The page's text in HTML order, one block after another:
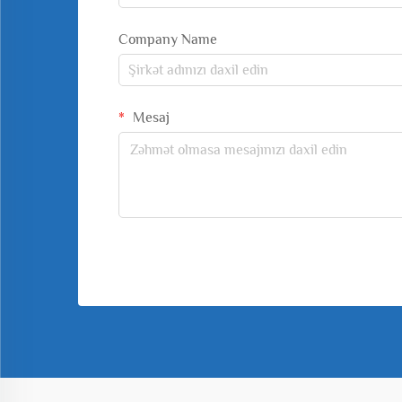
Company Name
Mesaj